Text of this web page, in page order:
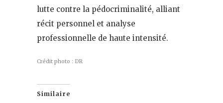
lutte contre la pédocriminalité, alliant
récit personnel et analyse
professionnelle de haute intensité.
Crédit photo : DR
Similaire